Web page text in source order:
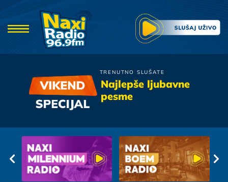
TRENUTNO SLUŠATE
Najlepše ljubavne
pesme
Neno Belan